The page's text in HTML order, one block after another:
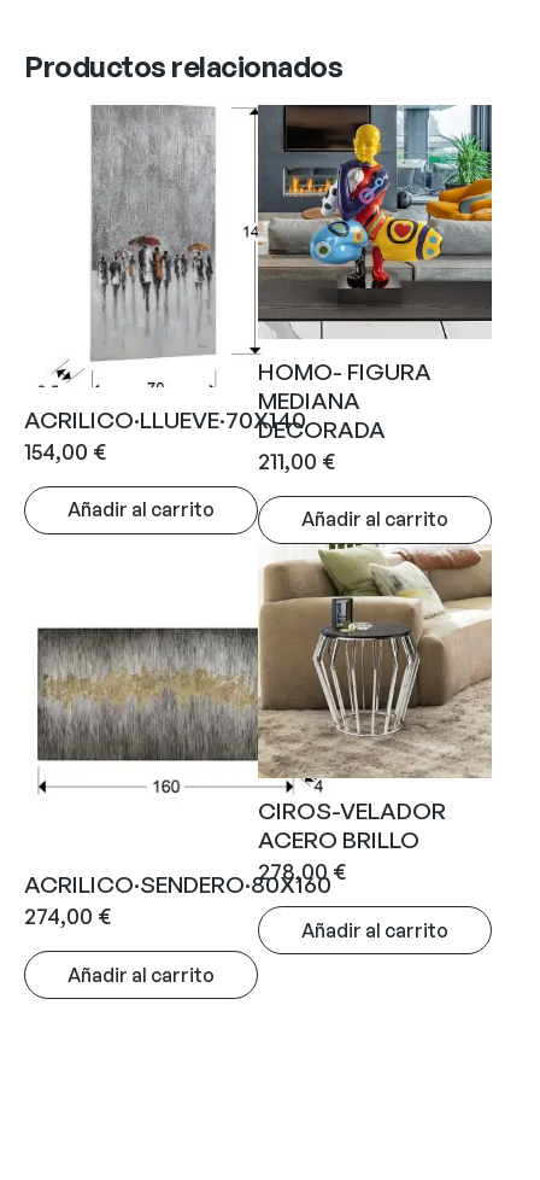
Productos relacionados
ACRILICO·LLUEVE·70X140
154,00 €
Añadir al carrito
HOMO- FIGURA
MEDIANA
DECORADA
211,00 €
Añadir al carrito
ACRILICO·SENDERO·80X160
274,00 €
Añadir al carrito
CIROS-VELADOR
ACERO BRILLO
278,00 €
Añadir al carrito